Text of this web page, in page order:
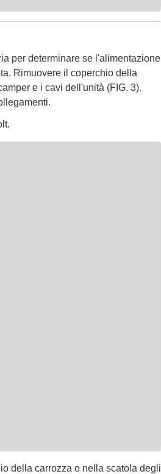
per determinare se l'alimentazione
Rimuovere il coperchio della
e i cavi dell'unità (FIG. 3).
della carrozza o nella scatola degli